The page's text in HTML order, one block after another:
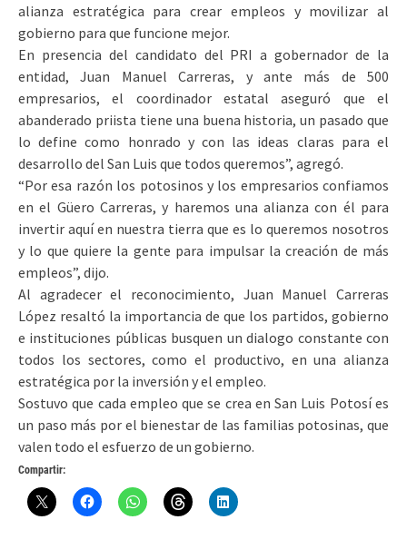
alianza estratégica para crear empleos y movilizar al
gobierno para que funcione mejor.
En presencia del candidato del PRI a gobernador de la
entidad, Juan Manuel Carreras, y ante más de 500
empresarios, el coordinador estatal aseguró que el
abanderado priista tiene una buena historia, un pasado que
lo define como honrado y con las ideas claras para el
desarrollo del San Luis que todos queremos”, agregó.
“Por esa razón los potosinos y los empresarios confiamos
en el Güero Carreras, y haremos una alianza con él para
invertir aquí en nuestra tierra que es lo queremos nosotros
y lo que quiere la gente para impulsar la creación de más
empleos”, dijo.
Al agradecer el reconocimiento, Juan Manuel Carreras
López resaltó la importancia de que los partidos, gobierno
e instituciones públicas busquen un dialogo constante con
todos los sectores, como el productivo, en una alianza
estratégica por la inversión y el empleo.
Sostuvo que cada empleo que se crea en San Luis Potosí es
un paso más por el bienestar de las familias potosinas, que
valen todo el esfuerzo de un gobierno.
Compartir: